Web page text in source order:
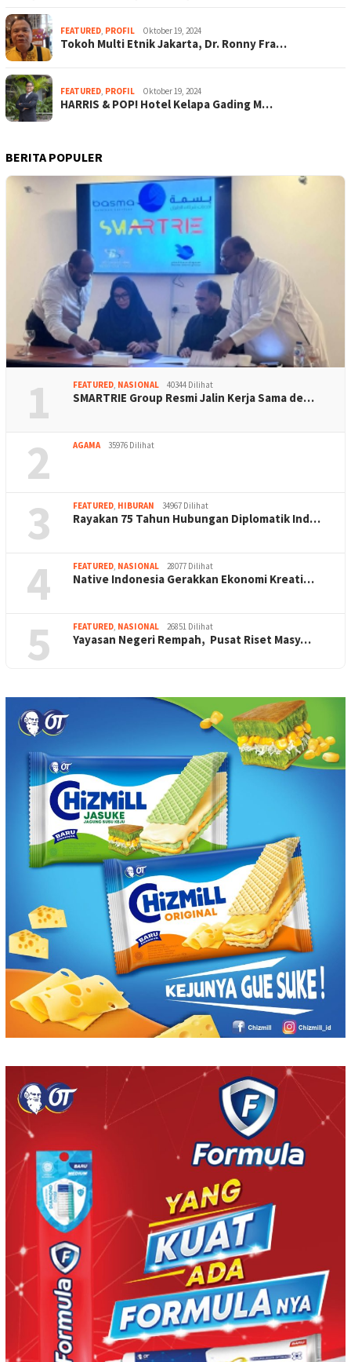
FEATURED PROFIL Oktober 19, 2024
Tokoh Multi Etnik Jakarta, Dr. Ronny Fra…
FEATURED PROFIL Oktober 19, 2024
HARRIS & POP! Hotel Kelapa Gading M…
BERITA POPULER
1 FEATURED, NASIONAL 40344 Dilihat
SMARTRIE Group Resmi Jalin Kerja Sama de…
2 AGAMA 35976 Dilihat
3 FEATURED, HIBURAN 34967 Dilihat
Rayakan 75 Tahun Hubungan Diplomatik Ind…
4 FEATURED, NASIONAL 28077 Dilihat
Native Indonesia Gerakkan Ekonomi Kreati…
5 FEATURED, NASIONAL 26851 Dilihat
Yayasan Negeri Rempah, Pusat Riset Masy…